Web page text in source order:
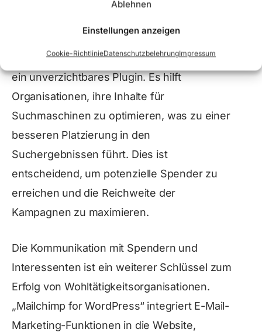
Ablehnen
Einstellungen anzeigen
Cookie-RichtlinieDatenschutzbelehrungImpressum
Um die Sichtbarkeit von Spendenaktionen
und Kampagnen zu erhöhen, ist „Yoast SEO“
ein unverzichtbares Plugin. Es hilft
Organisationen, ihre Inhalte für
Suchmaschinen zu optimieren, was zu einer
besseren Platzierung in den
Suchergebnissen führt. Dies ist
entscheidend, um potenzielle Spender zu
erreichen und die Reichweite der
Kampagnen zu maximieren.
Die Kommunikation mit Spendern und
Interessenten ist ein weiterer Schlüssel zum
Erfolg von Wohltätigkeitsorganisationen.
„Mailchimp for WordPress“ integriert E-Mail-
Marketing-Funktionen in die Website,